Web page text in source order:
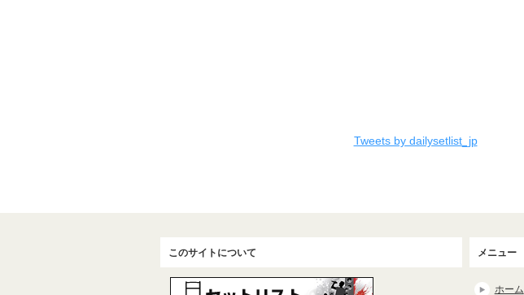
Tweets by dailysetlist_jp
このサイトについて メニュー
ホーム